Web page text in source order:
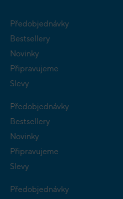
Předobjednávky
Bestsellery
Novinky
Připravujeme
Slevy
Předobjednávky
Bestsellery
Novinky
Připravujeme
Slevy
Předobjednávky